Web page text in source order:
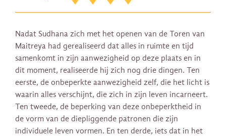
Nadat Sudhana zich met het openen van de Toren van
Maitreya had gerealiseerd dat alles in ruimte en tijd
samenkomt in zijn aanwezigheid op deze plaats en in
dit moment, realiseerde hij zich nog drie dingen. Ten
eerste, de onbeperkte aanwezigheid zelf, die het licht is
waarin alles verschijnt, die zich in zijn leven incarneert.
Ten tweede, de beperking van deze onbeperktheid in
de vorm van de diepliggende patronen die zijn
individuele leven vormen. En ten derde, iets dat in het